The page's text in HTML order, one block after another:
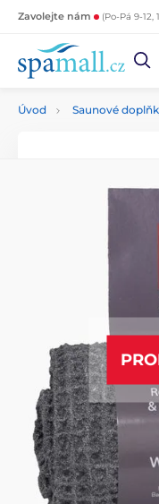
Zavolejte nám (Po-Pá 9-12,
Úvod Saunové